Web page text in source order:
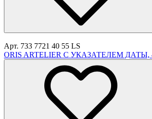
Арт. 733 7721 40 55 LS
ORIS ARTELIER С УКАЗАТЕЛЕМ ДАТЫ,